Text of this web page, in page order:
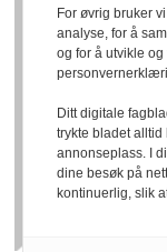
For øvrig bruker
analyse, for å
og for å utvikle
Ditt digitale
trykte bladet
annonseplass. I
dine besøk på
kontinuerlig, slik